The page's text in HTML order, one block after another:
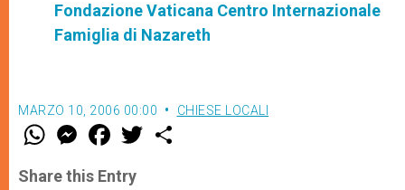
Fondazione Vaticana Centro Internazionale
Famiglia di Nazareth
MARZO 10, 2006 00:00 CHIESE LOCALI
W
t
s
M
e
s
e
F
a
e
b
w
Share this Entry